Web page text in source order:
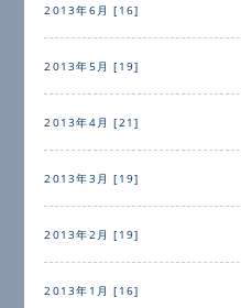
2013年6月 [16]
2013年5月 [19]
2013年4月 [21]
2013年3月 [19]
2013年2月 [19]
2013年1月 [16]